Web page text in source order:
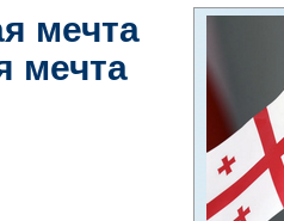
мечта
мечта